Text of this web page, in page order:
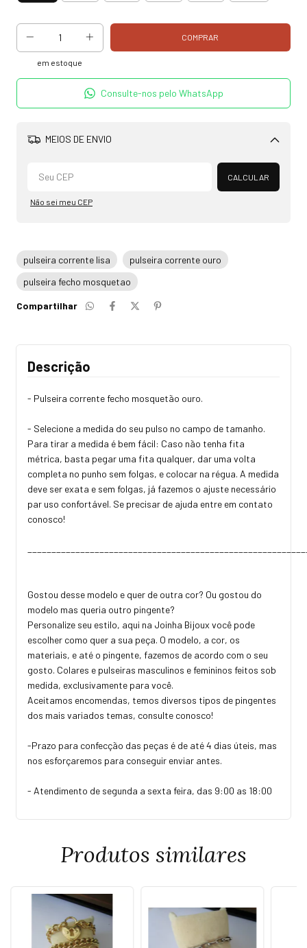
em estoque
Consulte-nos pelo WhatsApp
MEIOS DE ENVIO
Alterar CEP
CALCULAR
Não sei meu CEP
pulseira corrente lisa
pulseira corrente ouro
pulseira fecho mosquetao
Compartilhar
Descrição
- Pulseira corrente fecho mosquetão ouro.
- Selecione a medida do seu pulso no campo de tamanho.
Para tirar a medida é bem fácil: Caso não tenha fita
métrica, basta pegar uma fita qualquer, dar uma volta
completa no punho sem folgas, e colocar na régua. A medida
deve ser exata e sem folgas, já fazemos o ajuste necessário
par uso confortável. Se precisar de ajuda entre em contato
conosco!
Gostou desse modelo e quer de outra cor? Ou gostou do
modelo mas queria outro pingente?
Personalize seu estilo, aqui na Joinha Bijoux você pode
escolher como quer a sua peça. O modelo, a cor, os
materiais, e até o pingente, fazemos de acordo com o seu
gosto. Colares e pulseiras masculinos e femininos feitos sob
medida, exclusivamente para você.
Aceitamos encomendas, temos diversos tipos de pingentes
dos mais variados temas, consulte conosco!
-Prazo para confecção das peças é de até 4 dias úteis, mas
nos esforçaremos para conseguir enviar antes.
- Atendimento de segunda a sexta feira, das 9:00 as 18:00
Produtos similares